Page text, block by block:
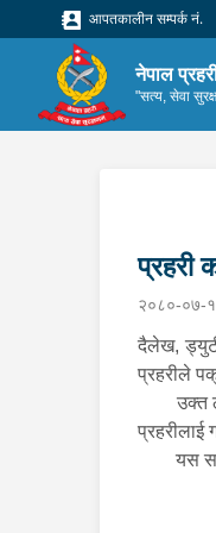
आपतकालीन सम्पर्क नं.
नेपाल
"सत्य, सेवा
प्रहरी
२०८०-०७-
दैलेख,
प्रहरीले
उक्त
प्रहरीलाई
यस